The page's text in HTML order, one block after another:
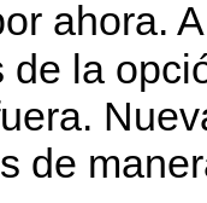
ahora.
de la
de